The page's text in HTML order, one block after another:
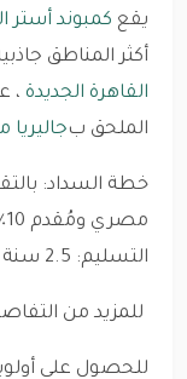
يقع كمبوند أستر
أكثر المناطق
القاهرة الجديدة
الملحق بجاليريا
التسليم: 2.5 سنة
للمزيد من
للحصول على